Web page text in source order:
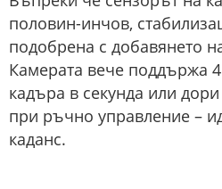
половин-инчов,
подобрена с добавянето
Камерата вече поддържа
кадъра в секунда или
при ръчно управление –
каданс.